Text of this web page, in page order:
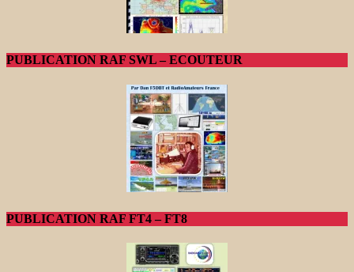
PUBLICATION RAF SWL – ECOUTEUR
PUBLICATION RAF FT4 – FT8